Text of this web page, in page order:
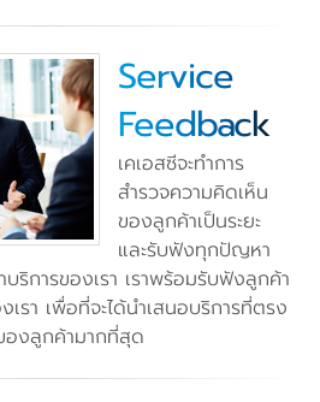
Service
Feedback
เคเอสซีจะทำการ
สำรวจความคิดเห็น
ของลูกค้าเป็นระยะ
และรับฟังทุกปัญหา
การของเรา เราพร้อมรับฟังลูกค้า
รา เพื่อที่จะได้นำเสนอบริการที่ตรง
องลูกค้ามากที่สุด